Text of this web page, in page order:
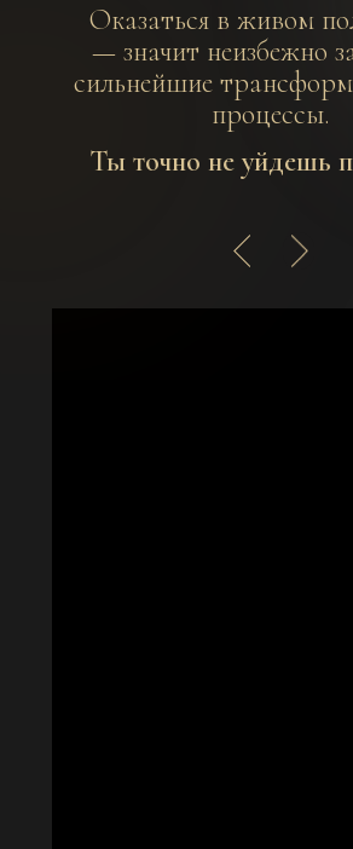
Оказаться в живом
— значит неизбежно
сильнейшие
процессы.
Ты точно не уйдешь